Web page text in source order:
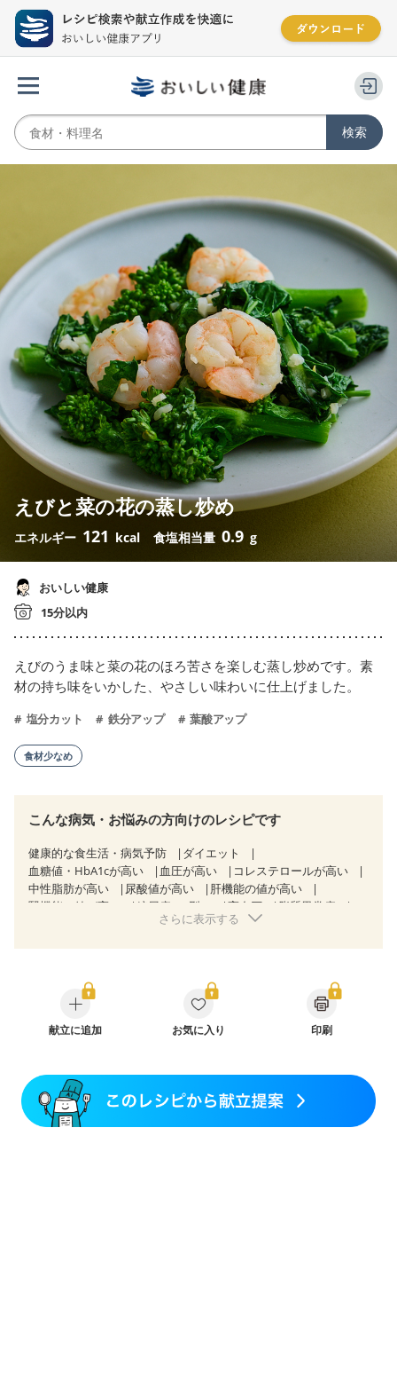
えびと菜の花の蒸し炒め
エネルギー 121 kcal 食塩相当量 0.9 g
おいしい健康
15分以内
えびのうま味と菜の花のほろ苦さを楽しむ蒸し炒めです。素
材の持ち味をいかした、やさしい味わいに仕上げました。
塩分カット 鉄分アップ 葉酸アップ
食材少なめ
こんな病気・お悩みの方向けのレシピです
健康的な食生活・病気予防
ダイエット
血糖値・HbA1cが高い
血圧が高い
コレステロールが高い
中性脂肪が高い
尿酸値が高い
肝機能の値が高い
腎機能の値が高い
糖尿病（2型） 高血圧
脂質異常症
胃ポリープ 逆流性食道炎
糖尿病性腎症（第３期）
CKD（ステージ１）
CKD（ステージ２）
CKD（ステージ３a）
CKD（ステージ３b）
透析
乳がん（抗がん剤治療中）
飲み込みにくい
妊婦健診・体重増加が気になる（初期）
妊婦健診・血圧が気になる（初期）
さらに表示する
献立に追加 お気に入り 印刷